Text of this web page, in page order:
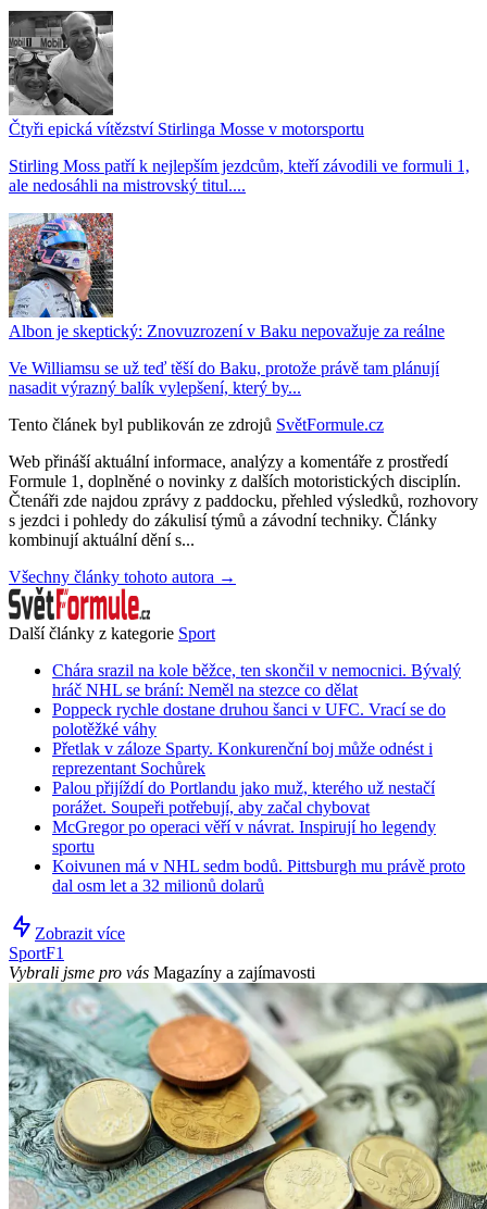
Čtyři epická vítězství Stirlinga Mosse v motorsportu
Stirling Moss patří k nejlepším jezdcům, kteří závodili ve formuli 1,
ale nedosáhli na mistrovský titul....
Albon je skeptický: Znovuzrození v Baku nepovažuje za reálne
Ve Williamsu se už teď těší do Baku, protože právě tam plánují
nasadit výrazný balík vylepšení, který by...
Tento článek byl publikován ze zdrojů SvětFormule.cz
Web přináší aktuální informace, analýzy a komentáře z prostředí
Formule 1, doplněné o novinky z dalších motoristických disciplín.
Čtenáři zde najdou zprávy z paddocku, přehled výsledků, rozhovory
s jezdci i pohledy do zákulisí týmů a závodní techniky. Články
kombinují aktuální dění s...
Všechny články tohoto autora →
Další články z kategorie Sport
Chára srazil na kole běžce, ten skončil v nemocnici. Bývalý
hráč NHL se brání: Neměl na stezce co dělat
Poppeck rychle dostane druhou šanci v UFC. Vrací se do
polotěžké váhy
Přetlak v záloze Sparty. Konkurenční boj může odnést i
reprezentant Sochůrek
Palou přijíždí do Portlandu jako muž, kterého už nestačí
porážet. Soupeři potřebují, aby začal chybovat
McGregor po operaci věří v návrat. Inspirují ho legendy
sportu
Koivunen má v NHL sedm bodů. Pittsburgh mu právě proto
dal osm let a 32 milionů dolarů
Zobrazit více
SportF1
Vybrali jsme pro vás Magazíny a zajímavosti